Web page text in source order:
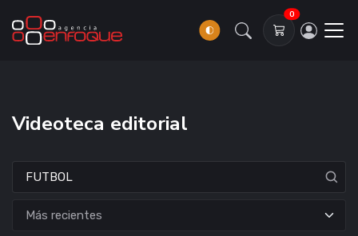
0
Videoteca editorial